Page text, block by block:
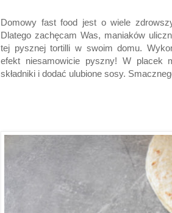
Domowy fast food jest o wiele
Dlatego zachęcam Was, maniaków
tej pysznej tortilli w swoim domu.
efekt niesamowicie pyszny! W placek
składniki i dodać ulubione sosy.